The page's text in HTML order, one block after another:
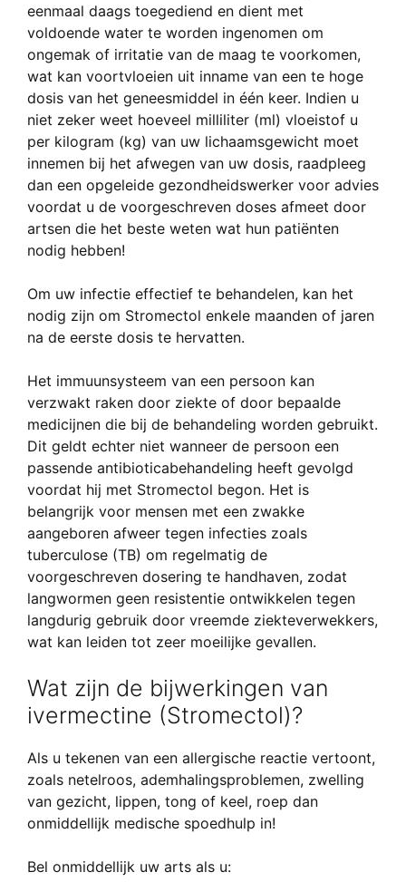
eenmaal daags toegediend en dient met
voldoende water te worden ingenomen om
ongemak of irritatie van de maag te voorkomen,
wat kan voortvloeien uit inname van een te hoge
dosis van het geneesmiddel in één keer. Indien u
niet zeker weet hoeveel milliliter (ml) vloeistof u
per kilogram (kg) van uw lichaamsgewicht moet
innemen bij het afwegen van uw dosis, raadpleeg
dan een opgeleide gezondheidswerker voor advies
voordat u de voorgeschreven doses afmeet door
artsen die het beste weten wat hun patiënten
nodig hebben!
Om uw infectie effectief te behandelen, kan het
nodig zijn om Stromectol enkele maanden of jaren
na de eerste dosis te hervatten.
Het immuunsysteem van een persoon kan
verzwakt raken door ziekte of door bepaalde
medicijnen die bij de behandeling worden gebruikt.
Dit geldt echter niet wanneer de persoon een
passende antibioticabehandeling heeft gevolgd
voordat hij met Stromectol begon. Het is
belangrijk voor mensen met een zwakke
aangeboren afweer tegen infecties zoals
tuberculose (TB) om regelmatig de
voorgeschreven dosering te handhaven, zodat
langwormen geen resistentie ontwikkelen tegen
langdurig gebruik door vreemde ziekteverwekkers,
wat kan leiden tot zeer moeilijke gevallen.
Wat zijn de bijwerkingen van
ivermectine (Stromectol)?
Als u tekenen van een allergische reactie vertoont,
zoals netelroos, ademhalingsproblemen, zwelling
van gezicht, lippen, tong of keel, roep dan
onmiddellijk medische spoedhulp in!
Bel onmiddellijk uw arts als u: